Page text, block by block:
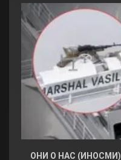
ОНИ О НАС (ИНОСМИ)